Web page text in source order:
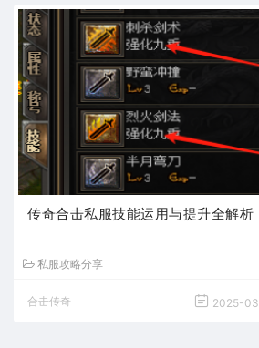
传奇合击私服技能运用与提升全解
私服攻略分享
合击传奇
2025-